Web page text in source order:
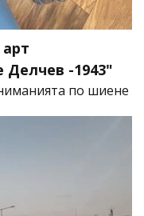
Делчев -1943"
по шиене